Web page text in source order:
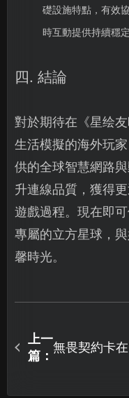
礎設施特點，有效
時互動提供持續穩定
四. 結論
對於期待在《星绘
生活模擬的海外玩
供的全球智慧網路
升連線品質，獲得
遊戲過程。現在即
專屬的立方星球，
馨時光。
上一
篇：
無畏契約卡在